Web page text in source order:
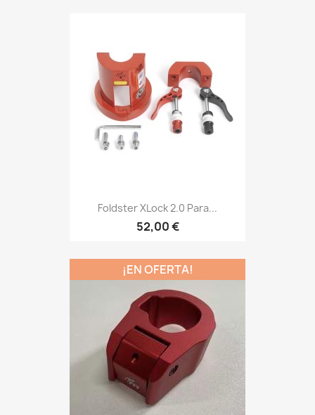
Foldster XLock 2.0 Para...
52,00 €
¡EN OFERTA!